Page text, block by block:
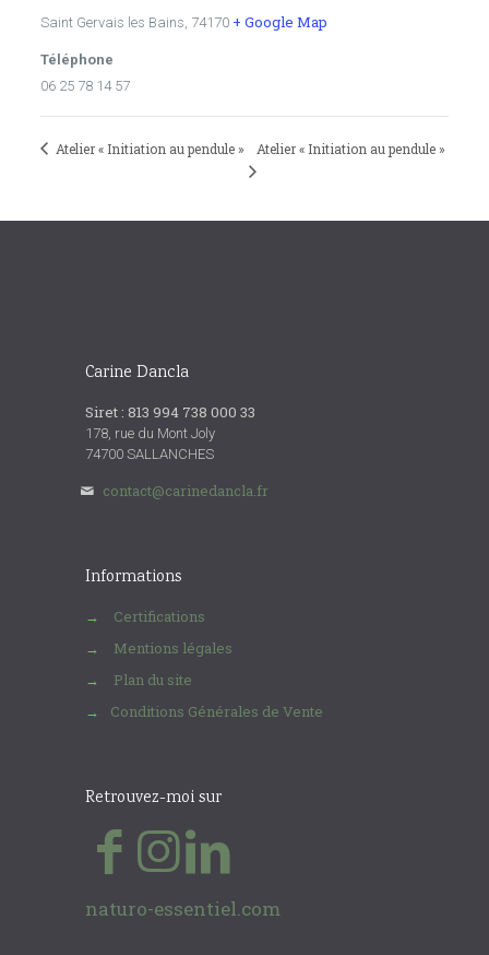
Saint Gervais les Bains 74170 + Google Map
Téléphone
06 25 78 14 57
Atelier « Initiation au pendule » Atelier « Initiation au pendule »
Carine Dancla
Siret : 813 994 738 000 33
178, rue du Mont Joly
74700 SALLANCHES
contact@carinedancla.fr
Informations
→ Certifications
→ Mentions légales
→ Plan du site
→ Conditions Générales de Vente
Retrouvez-moi sur
naturo-essentiel.com